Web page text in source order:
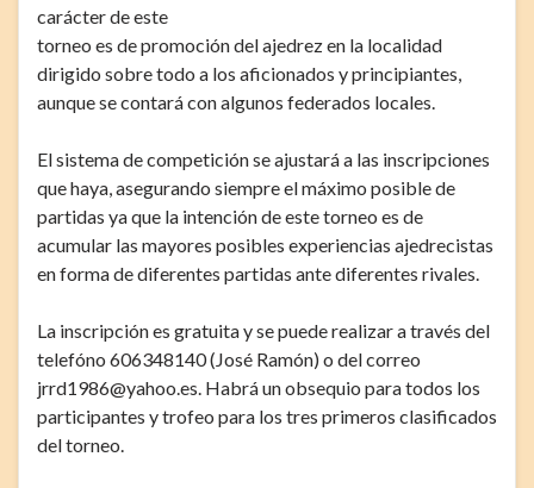
carácter de este
torneo es de promoción del ajedrez en la localidad
dirigido sobre todo a los aficionados y principiantes,
aunque se contará con algunos federados locales.
El sistema de competición se ajustará a las inscripciones
que haya, asegurando siempre el máximo posible de
partidas ya que la intención de este torneo es de
acumular las mayores posibles experiencias ajedrecistas
en forma de diferentes partidas ante diferentes rivales.
La inscripción es gratuita y se puede realizar a través del
telefóno 606348140 (José Ramón) o del correo
jrrd1986@yahoo.es. Habrá un obsequio para todos los
participantes y trofeo para los tres primeros clasificados
del torneo.